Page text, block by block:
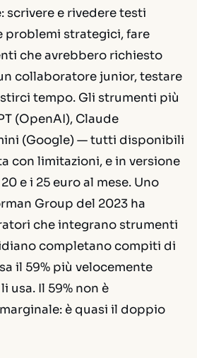
scrivere e rivedere testi
problemi strategici, fare
che avrebbero richiesto
collaboratore junior, testare
tempo. Gli strumenti più
(OpenAI), Claude
(Google) — tutti disponibili
con limitazioni, e in versione
e i 25 euro al mese. Uno
Group del 2023 ha
che integrano strumenti
completano compiti di
il 59% più velocemente
usa. Il 59% non è
è quasi il doppio